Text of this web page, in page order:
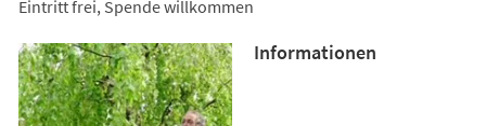
Eintritt frei, Spende willkommen
Informationen